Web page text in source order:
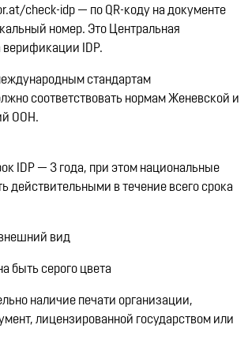
check-idp — по QR-коду на документе
номер. Это Центральная
верификации IDP.
стандартам
соответствовать нормамЖеневской и
ООН.
IDP — 3 года, при этом национальные
действительными в течение всего срока
вид
быть серого цвета
наличие печати организации,
лицензированной государством или